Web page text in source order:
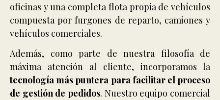
oficinas y una completa flota propia de vehículos
compuesta por furgones de reparto, camiones y
vehículos comerciales.
Además, como parte de nuestra filosofía de
máxima atención al cliente, incorporamos la
tecnología más puntera para facilitar el proceso
de gestión de pedidos. Nuestro equipo comercial